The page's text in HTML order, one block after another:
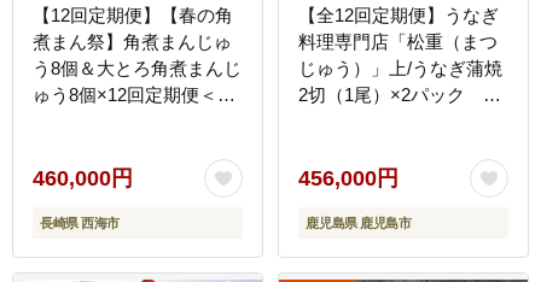
【12回定期便】【春の角
煮まん祭】角煮まんじゅ
う8個＆大とろ角煮まんじ
ゅう8個×12回定期便＜岩
460,000円
長崎県 西海市
【全12回定期便】うなぎ
料理専門店「松重（まつ
じゅう）」上/うなぎ蒲焼
2切（1尾）×2パック
456,000円
鹿児島県 鹿児島市